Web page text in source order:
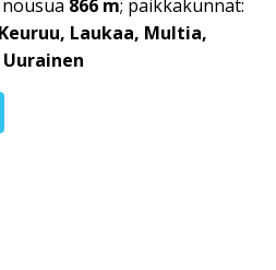
nousua 866 m; paikkakunnat:
Laukaa, Multia,